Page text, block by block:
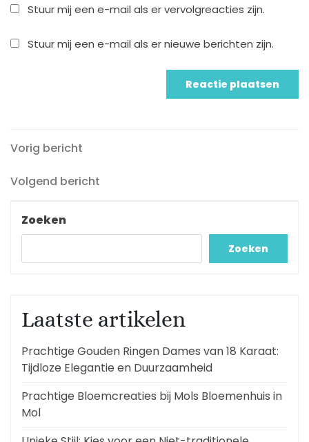
Stuur mij een e-mail als er vervolgreacties zijn.
Stuur mij een e-mail als er nieuwe berichten zijn.
Berichtnavigatie
Vorig
Vorig bericht
Volgend
Volgend bericht
Zoeken
Zoeken
Laatste artikelen
Prachtige Gouden Ringen Dames van 18 Karaat:
Tijdloze Elegantie en Duurzaamheid
Prachtige Bloemcreaties bij Mols Bloemenhuis in
Mol